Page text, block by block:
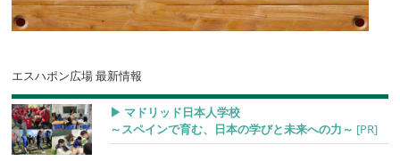
エスハポン広場 最新情報
▶︎ マドリッド日本人学校
～スペインで育む、日本の学びと未来への力～ [PR]